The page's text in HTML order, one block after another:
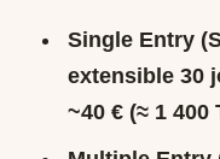
Single Entry
extensible 30
~40 € (≈ 1 400